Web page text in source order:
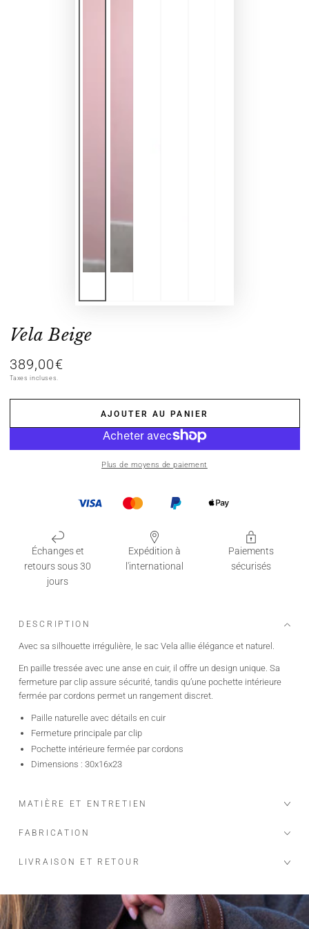
Vela Beige
Prix
normal
389,00€
Taxes incluses.
AJOUTER AU PANIER
Plus de moyens de paiement
Échanges et
retours sous 30
jours
Expédition à
l'international
Paiements
sécurisés
DESCRIPTION
Avec sa silhouette irrégulière, le sac Vela allie élégance et naturel.
En paille tressée avec une anse en cuir, il offre un design unique. Sa
fermeture par clip assure sécurité, tandis qu’une pochette intérieure
fermée par cordons permet un rangement discret.
Paille naturelle avec détails en cuir
Fermeture principale par clip
Pochette intérieure fermée par cordons
Dimensions : 30x16x23
MATIÈRE ET ENTRETIEN
FABRICATION
LIVRAISON ET RETOUR